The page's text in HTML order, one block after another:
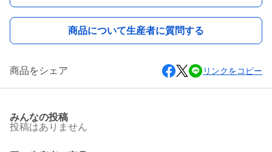
商品について生産者に質問する
商品をシェア リンクをコピー
みんなの投稿
投稿はありません